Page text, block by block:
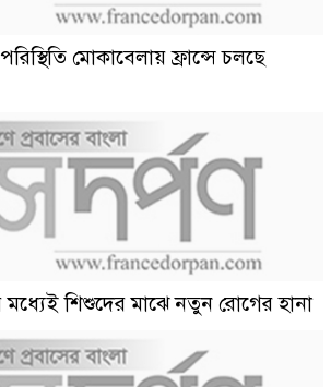
মোকাবেলায় ফ্রান্সে চলছে
মধ্যেই শিশুদের মাঝে নতুন রোগের হানা